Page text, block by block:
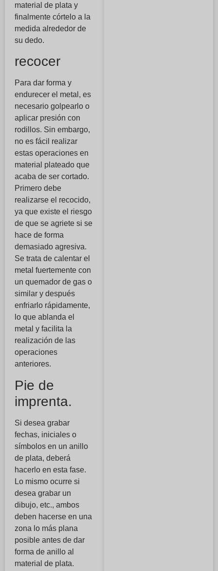
material de plata y
finalmente córtelo a la
medida alrededor de
su dedo.
recocer
Para dar forma y
endurecer el metal, es
necesario golpearlo o
aplicar presión con
rodillos. Sin embargo,
no es fácil realizar
estas operaciones en
material plateado que
acaba de ser cortado.
Primero debe
realizarse el recocido,
ya que existe el riesgo
de que se agriete si se
hace de forma
demasiado agresiva.
Se trata de calentar el
metal fuertemente con
un quemador de gas o
similar y después
enfriarlo rápidamente,
lo que ablanda el
metal y facilita la
realización de las
operaciones
anteriores.
Pie de
imprenta.
Si desea grabar
fechas, iniciales o
símbolos en un anillo
de plata, deberá
hacerlo en esta fase.
Lo mismo ocurre si
desea grabar un
dibujo, etc., ambos
deben hacerse en una
zona lo más plana
posible antes de dar
forma de anillo al
material de plata.